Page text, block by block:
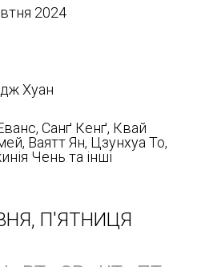
2024
Хуан
Санґ Кенґ, Квай
Ваятт Ян, Цзунхуа То,
Чень та інші
П'ЯТНИЦЯ